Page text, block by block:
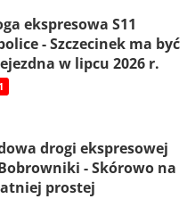
ekspresowa S11
- Szczecinek ma być
w lipcu 2026 r.
drogi ekspresowej
- Skórowo na
prostej